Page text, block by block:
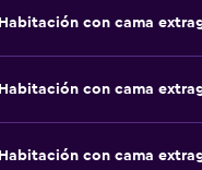
Habitación con cama
Habitación con cama
Habitación con cama